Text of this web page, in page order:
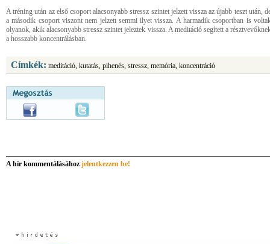
A tréning után az első csoport alacsonyabb stressz szintet jelzett vissza az újabb teszt után,
a második csoport viszont nem jelzett semmi ilyet vissza. A harmadik csoportban is
olyanok, akik alacsonyabb stressz szintet jeleztek vissza. A meditáció segített a
a hosszabb koncentrálásban.
Címkék: meditáció, kutatás, pihenés, stressz, memória, koncentráció
A hír kommentálásához jelentkezzen be!